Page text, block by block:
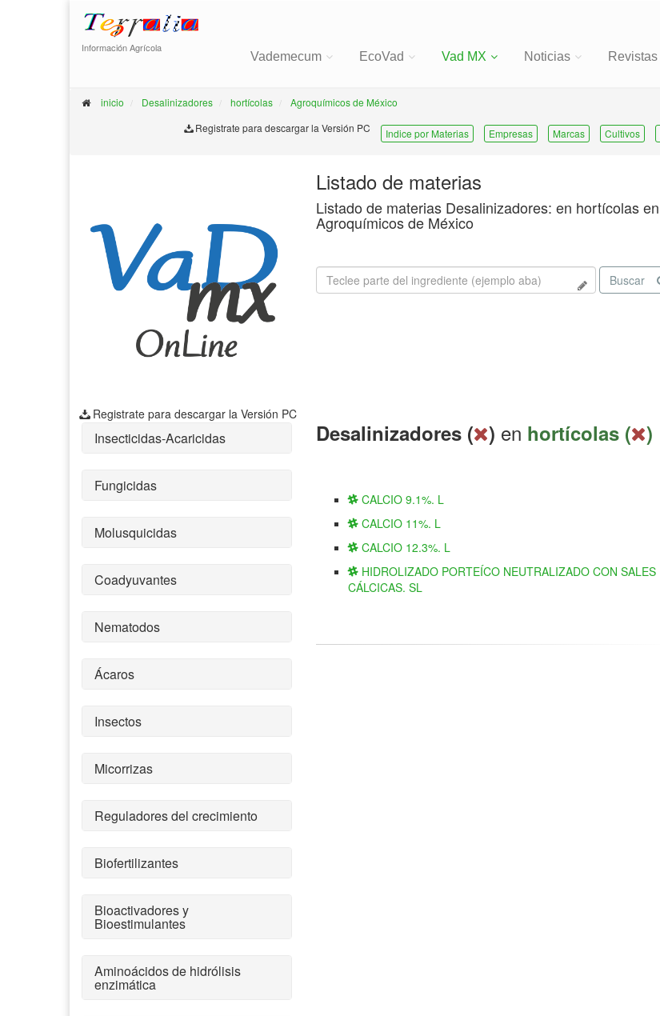
Información Agrícola
Vademecum EcoVad Vad MX Noticias Revistas
inicio Desalinizadores hortícolas
Agroquímicos de México
Registrate para descargar la Versión PC
Indice por Materias Empresas Marcas Cultivos
Registrate para descargar la Versión PC
Listado de materias
Listado de materias Desalinizadores: en hortícolas en
Agroquímicos de México
Buscar
Insecticidas-Acaricidas
Fungicidas
Molusquicidas
Coadyuvantes
Nematodos
Ácaros
Insectos
Micorrizas
Reguladores del crecimiento
Biofertilizantes
Bioactivadores y
Bioestimulantes
Aminoácidos de hidrólisis
enzimática
Desalinizadores ( ) en hortícolas ( )
CALCIO 9.1%. L
CALCIO 11%. L
CALCIO 12.3%. L
HIDROLIZADO PORTEÍCO NEUTRALIZADO CON SALES
CÁLCICAS. SL